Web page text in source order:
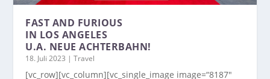
FAST AND FURIOUS
IN LOS ANGELES
U.A. NEUE ACHTERBAHN!
18. Juli 2023 |Travel
[vc_row][vc_column][vc_single_image image=“8187″